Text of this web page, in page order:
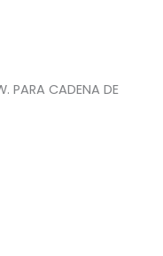
PARA CADENA DE